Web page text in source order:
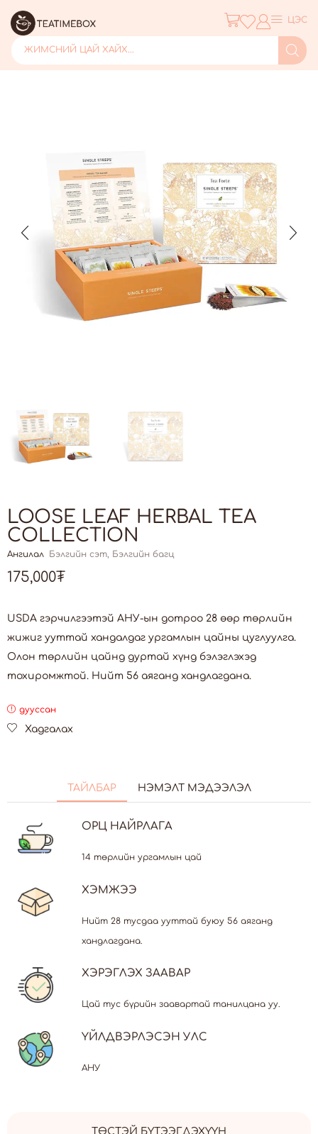
ЖИМСНИЙ ЦАЙ ХАЙХ...
ЦЭС
LOOSE LEAF HERBAL TEA
COLLECTION
Ангилал Бэлгийн сэт, Бэлгийн багц
175,000₮
USDA гэрчилгээтэй АНУ-ын дотроо 28 өөр төрлийн
жижиг ууттай хандалдаг ургамлын цайны цуглуулга.
Олон төрлийн цайнд дуртай хүнд бэлэглэхэд
тохиромжтой. Нийт 56 аяганд хандлагдана.
дууссан
Хадгалах
ТАЙЛБАР НЭМЭЛТ МЭДЭЭЛЭЛ
ОРЦ НАЙРЛАГА
14 төрлийн ургамлын цай
ХЭМЖЭЭ
Нийт 28 тусдаа ууттай буюу 56 аяганд
хандлагдана.
ХЭРЭГЛЭХ ЗААВАР
Цай тус бүрийн заавартай танилцана уу.
ҮЙЛДВЭРЛЭСЭН УЛС
АНУ
ТӨСТЭЙ БҮТЭЭГДЭХҮҮН